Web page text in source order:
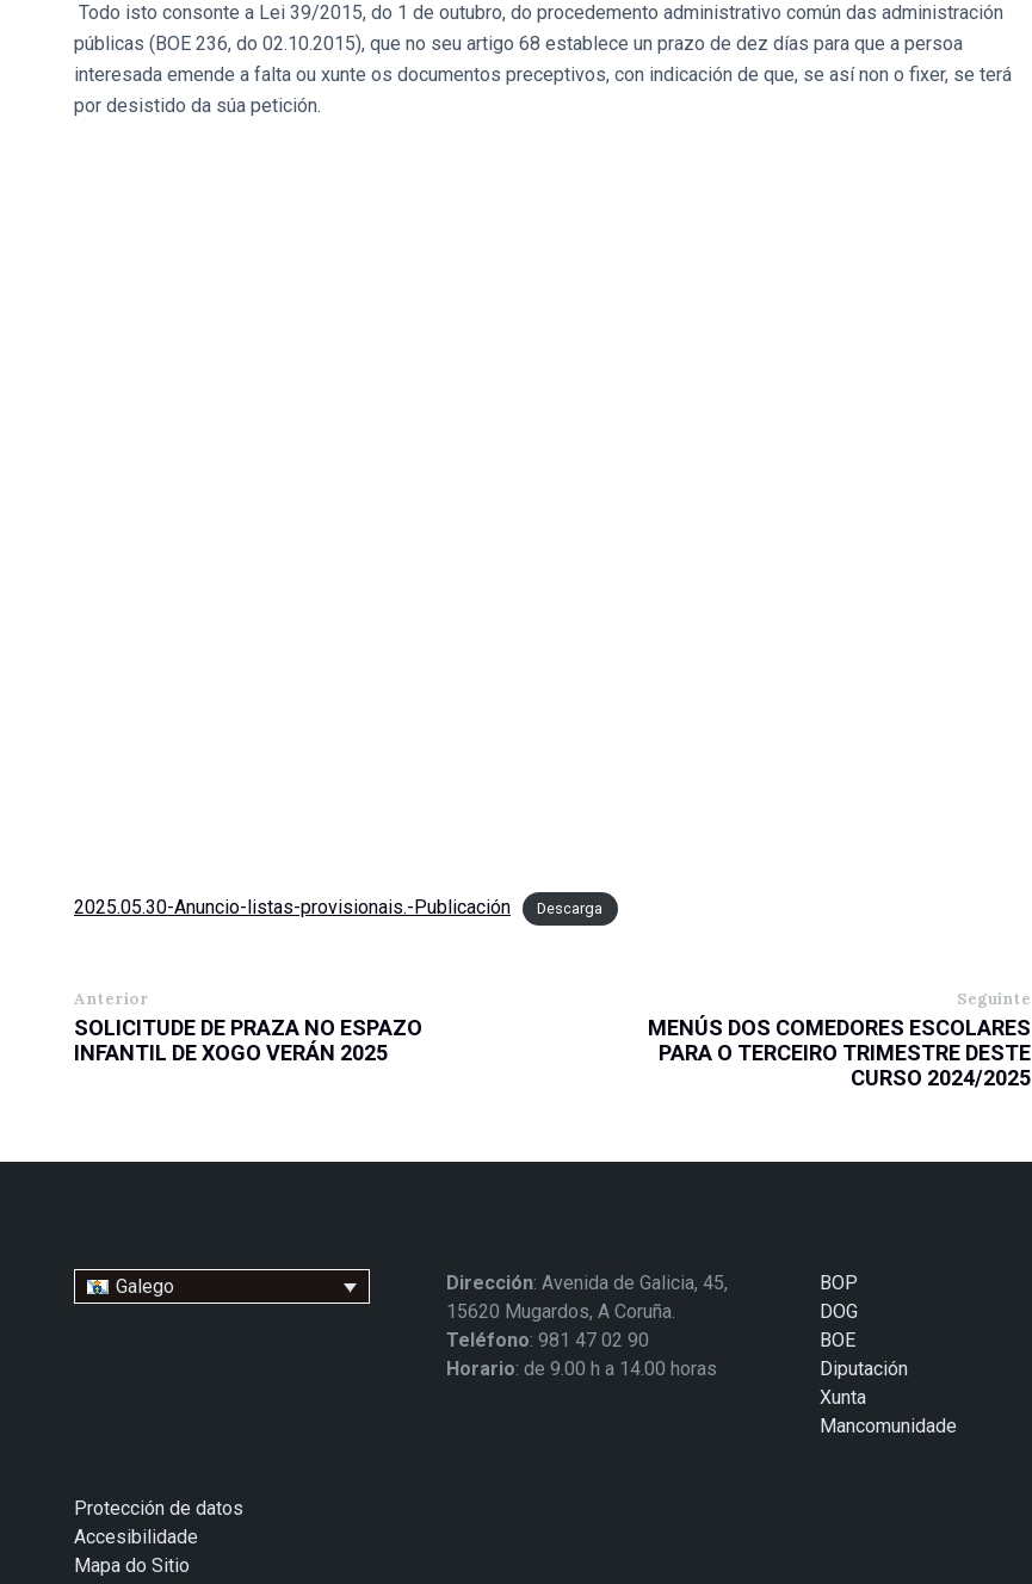
Todo isto consonte a Lei 39/2015, do 1 de outubro, do procedemento administrativo común das administración
públicas (BOE 236, do 02.10.2015), que no seu artigo 68 establece un prazo de dez días para que a persoa
interesada emende a falta ou xunte os documentos preceptivos, con indicación de que, se así non o fixer, se terá
por desistido da súa petición.
2025.05.30-Anuncio-listas-provisionais.-Publicación Descarga
Anterior
SOLICITUDE DE PRAZA NO ESPAZO
INFANTIL DE XOGO VERÁN 2025
Seguinte
MENÚS DOS COMEDORES ESCOLARES
PARA O TERCEIRO TRIMESTRE DESTE
CURSO 2024/2025
Galego Dirección: Avenida de Galicia, 45,
15620 Mugardos, A Coruña.
Teléfono: 981 47 02 90
Horario: de 9.00 h a 14.00 horas
BOP
DOG
BOE
Diputación
Xunta
Mancomunidade
Protección de datos
Accesibilidade
Mapa do Sitio